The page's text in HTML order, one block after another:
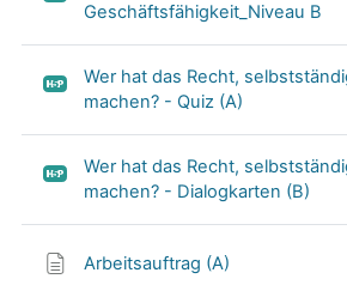
Geschäftsfähigkeit_Niveau B
Wer hat das Recht,
machen? - Quiz (A)
Wer hat das Recht,
machen? - Dialogkarten (B)
Arbeitsauftrag (A)